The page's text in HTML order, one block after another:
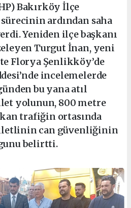
Bakırköy İlçe
ardından saha
Yeniden ilçe başkanı
Turgut İnan, yeni
Florya Şenlikköy’de
incelemelerde
bu yana atıl
yolunun, 800 metre
trafiğin ortasında
can güvenliğinin
belirtti.